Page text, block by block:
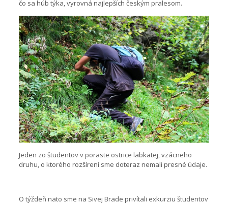
čo sa húb týka, vyrovná najlepších českým pralesom.
Jeden zo študentov v poraste ostrice labkatej, vzácneho
druhu, o ktorého rozšírení sme doteraz nemali presné údaje.
O týždeň nato sme na Sivej Brade privítali exkurziu študentov